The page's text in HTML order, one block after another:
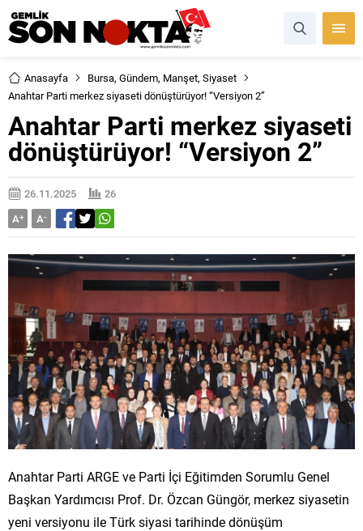
Anasayfa Bursa, Gündem, Manşet, Siyaset
Anahtar Parti merkez siyaseti dönüştürüyor! “Versiyon 2”
Anahtar Parti merkez siyaseti
dönüştürüyor! “Versiyon 2”
26.11.2025
26
A+ A-
Anahtar Parti ARGE ve Parti İçi Eğitimden Sorumlu Genel
Başkan Yardımcısı Prof. Dr. Özcan Güngör, merkez siyasetin
yeni versiyonu ile Türk siyasi tarihinde dönüşüm